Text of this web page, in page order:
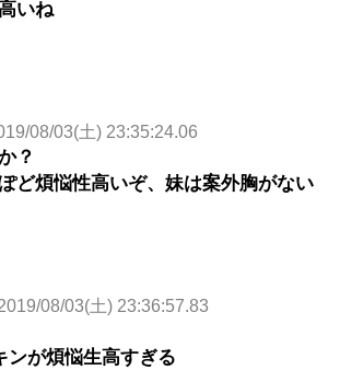
いね
08/03(土) 23:35:24.06
？
ど煩悩性高いぞ、妹は案外胸がない
08/03(土) 23:36:57.83
ンが煩悩生高すぎる